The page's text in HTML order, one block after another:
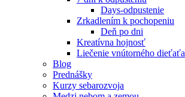
Days-odpustenie
Zrkadlením k pochopeniu
Deň po dni
Kreatívna hojnosť
Liečenie vnútorného dieťaťa
Blog
Prednášky
Kurzy sebarozvoja